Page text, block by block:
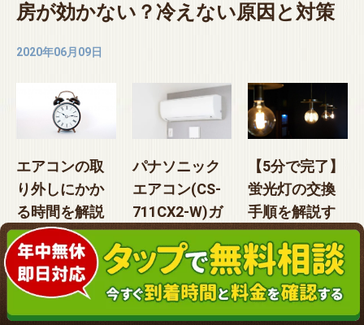
房が効かない？冷えない原因と対策
2020年06月09日
エアコンの取
り外しにかか
る時間を解説
【依頼する際
のポイント】
2020年06月02日
パナソニック
エアコン(CS-
711CX2-W)ガ
ス充填
2023年03月15日
【5分で完了】
蛍光灯の交換
手順を解説す
る【誰でも簡
単】
2020年07月13日